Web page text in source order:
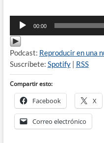
Reproductor
audio
00:00
Podcast: Reproducir en una
Suscríbete: Spotify| RSS
Compartir esto:
Facebook X
Correo electrónico